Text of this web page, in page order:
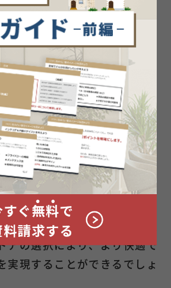
は、それぞれメリットとデメ
。引き戸は空間を有効活用で
できる一方で、コストや気密
ります。一方、開き戸はコス
に優れ、気密性も高いです
ースが必要です。どちらを選
途や大きさ、予算、デザイン
的に考慮して決めることが大
アの選択により、より快適で
実現することができるでしょ